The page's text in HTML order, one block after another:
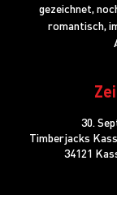
gezeichnet,
romantisch,
30.
Timberjacks
34121